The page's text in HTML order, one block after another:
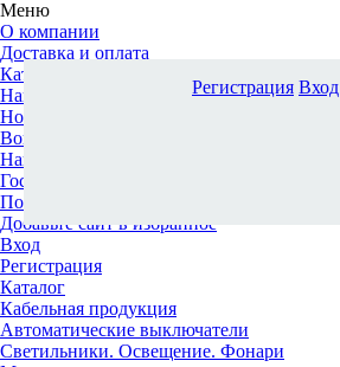
Меню
О компании
Доставка и оплата
Каталог
Наши офисы
Новости и новинки
Вопрос-ответ
Наша команда
Гос. заказчикам
Поставщикам
Добавьте сайт в избранное
Вход
Регистрация
Каталог
Кабельная продукция
Автоматические выключатели
Светильники. Освещение. Фонари
Регистрация Вход